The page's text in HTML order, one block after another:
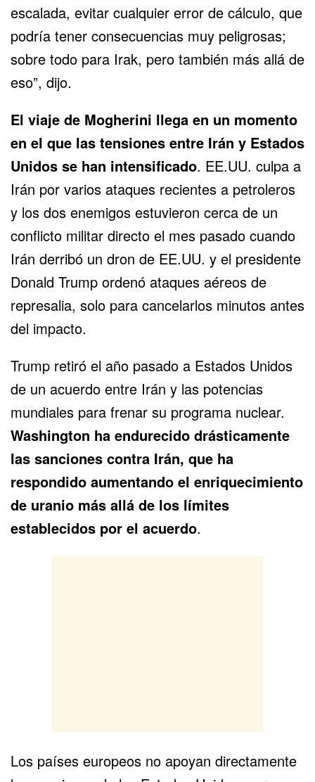
escalada, evitar cualquier error de cálculo, que
podría tener consecuencias muy peligrosas;
sobre todo para Irak, pero también más allá de
eso”, dijo.
El viaje de Mogherini llega en un momento
en el que las tensiones entre Irán y Estados
Unidos se han intensificado. EE.UU. culpa a
Irán por varios ataques recientes a petroleros
y los dos enemigos estuvieron cerca de un
conflicto militar directo el mes pasado cuando
Irán derribó un dron de EE.UU. y el presidente
Donald Trump ordenó ataques aéreos de
represalia, solo para cancelarlos minutos antes
del impacto.
Trump retiró el año pasado a Estados Unidos
de un acuerdo entre Irán y las potencias
mundiales para frenar su programa nuclear.
Washington ha endurecido drásticamente
las sanciones contra Irán, que ha
respondido aumentando el enriquecimiento
de uranio más allá de los límites
establecidos por el acuerdo.
Los países europeos no apoyan directamente